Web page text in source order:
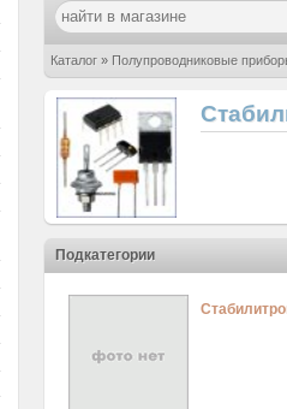
Каталог » Полупроводниковые
Подкатегории